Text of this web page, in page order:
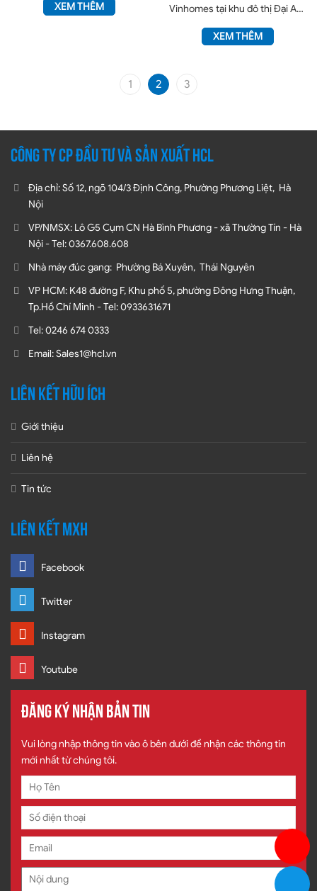
XEM THÊM
Vinhomes tại khu đô thị Đại An
thuộc dự án Dream City-
Phase...
XEM THÊM
1 2 3
CÔNG TY CP ĐẦU TƯ VÀ SẢN XUẤT HCL
Địa chỉ: Số 12, ngõ 104/3 Định Công, Phường Phương Liệt, Hà
Nội
VP/NMSX: Lô G5 Cụm CN Hà Bình Phương - xã Thường Tín - Hà
Nội - Tel: 0367.608.608
Nhà máy đúc gang: Phường Bá Xuyên, Thái Nguyên
VP HCM: K48 đường F, Khu phố 5, phường Đông Hưng Thuận,
Tp.Hồ Chí Minh - Tel: 0933631671
Tel: 0246 674 0333
Email: Sales1@hcl.vn
LIÊN KẾT HỮU ÍCH
Giới thiệu
Liên hệ
Tin tức
LIÊN KẾT MXH
Facebook
Twitter
Instagram
Youtube
ĐĂNG KÝ NHẬN BẢN TIN
Vui lòng nhập thông tin vào ô bên dưới để nhận các thông tin
mới nhất từ chúng tôi.